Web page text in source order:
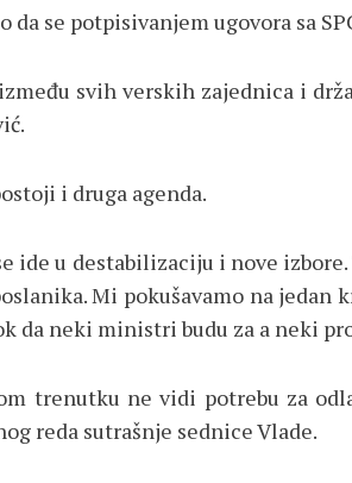
da se potpisivanjem ugovora sa
svih verskih zajednica i
i druga agenda.
ide u destabilizaciju i nove
Mi pokušavamo na
da neki ministri budu za a neki
trenutku ne vidi potrebu za
reda sutrašnje sednice Vlade.